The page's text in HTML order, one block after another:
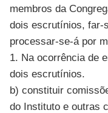
membros da
dois escrutínios, far-
processar-se-á por
1. Na ocorrência de
dois escrutínios.
b) constituir
do Instituto e outras